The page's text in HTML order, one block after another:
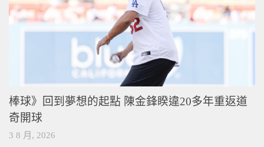
棒球》回到夢想的起點 陳金鋒睽違20多年重返道
奇開球
3 8 月, 2026